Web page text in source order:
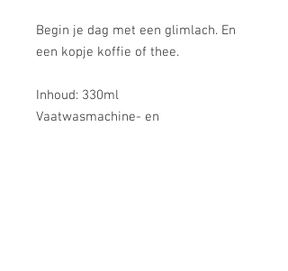
Begin je dag met een glimlach. En
een kopje koffie of thee.
Inhoud: 330ml
Vaatwasmachine- en